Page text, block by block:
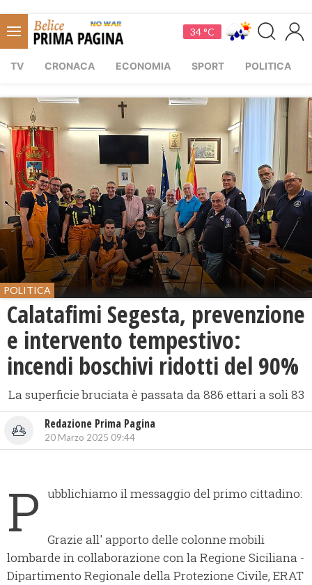
34 °C
TV CRONACA ECONOMIA SPORT POLITICA
POLITICA
Calatafimi Segesta, prevenzione
e intervento tempestivo:
incendi boschivi ridotti del 90%
La superficie bruciata è passata da 886 ettari a soli 83
Redazione Prima Pagina
20 Marzo 2025 09:44
P ubblichiamo il messaggio del primo cittadino:
Grazie all' apporto delle colonne mobili
lombarde in collaborazione con la Regione Siciliana -
Dipartimento Regionale della Protezione Civile, ERAT